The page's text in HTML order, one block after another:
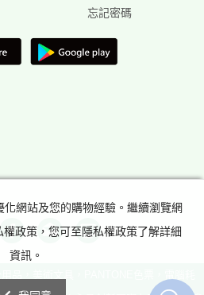
忘記密碼
網站及您的購物經驗。繼續瀏覽網
政策，您可至隱私權政策了解詳細
資訊。